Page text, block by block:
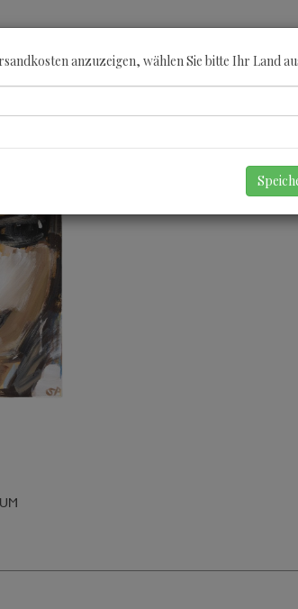
anzuzeigen, wählen Sie bitte Ihr Land